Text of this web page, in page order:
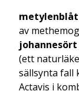
av
johannesört
(ett
sällsynta fall
Actavis i